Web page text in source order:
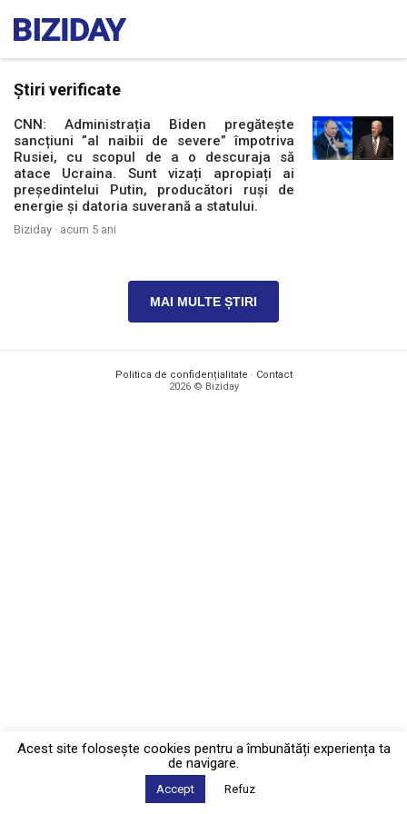
Știri verificate
CNN: Administrația Biden pregătește
sancțiuni ”al naibii de severe” împotriva
Rusiei, cu scopul de a o descuraja să
atace Ucraina. Sunt vizați apropiați ai
președintelui Putin, producători ruși de
energie și datoria suverană a statului.
Biziday · acum 5 ani
MAI MULTE ȘTIRI
Politica de confidențialitate · Contact
2026 © Biziday
Acest site foloseşte cookies pentru a îmbunătăți experiența ta
de navigare.
Accept Refuz